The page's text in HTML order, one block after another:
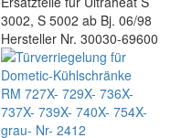
3002, S 5002 ab Bj. 06/98
Hersteller Nr. 30030-69600